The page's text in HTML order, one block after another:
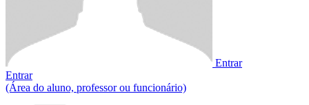
Entrar
Entrar
(Área do aluno, professor ou funcionário)